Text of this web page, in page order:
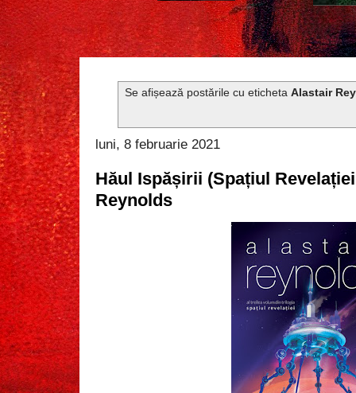
Se afișează postările cu etichetaAlastair
luni, 8 februarie 2021
Hăul Ispășirii (Spațiul
Reynolds